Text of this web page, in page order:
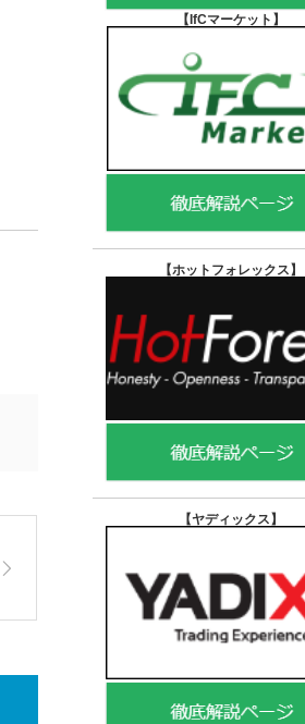
【IfCマーケット 】
【ホットフォレックス 】
【ヤディックス 】